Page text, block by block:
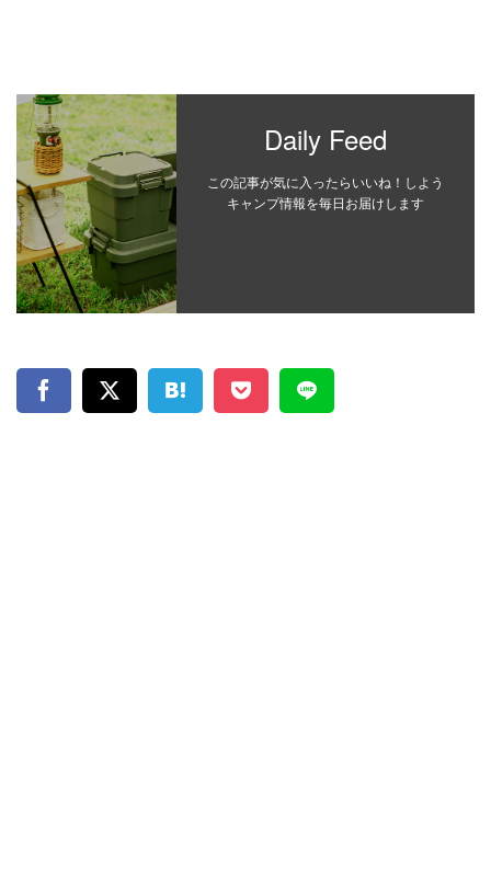
Daily Feed
この記事が気に入ったらいいね！しよう
キャンプ情報を毎日お届けします